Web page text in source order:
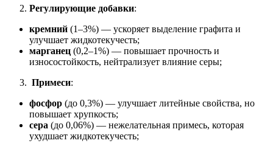
Регулирующие добавки:
кремний (1–3%) — ускоряет выделение графита и
улучшает жидкотекучесть;
марганец (0,2–1%) — повышает прочность и
износостойкость, нейтрализует влияние серы;
Примеси:
фосфор (до 0,3%) — улучшает литейные свойства, но
повышает хрупкость;
сера (до 0,06%) — нежелательная примесь, которая
ухудшает жидкотекучесть;